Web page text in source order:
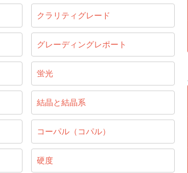
クラリティグレード
グレーディングレポート
蛍光
結晶と結晶系
コーパル（コパル）
硬度